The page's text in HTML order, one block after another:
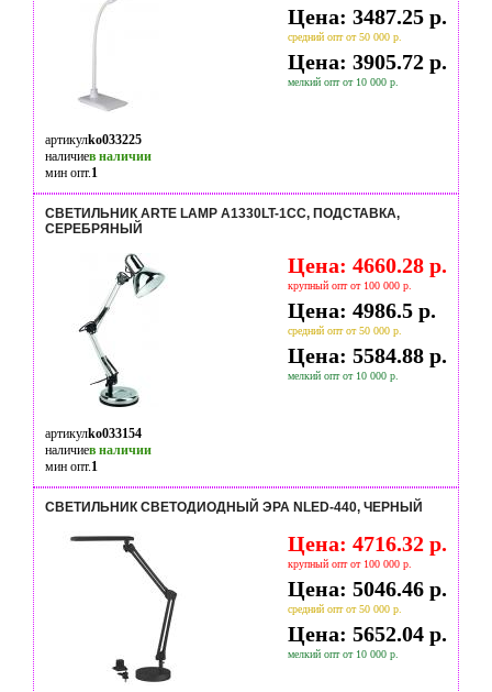
Цена: 3487.25 р.
средний опт от 50 000 р.
Цена: 3905.72 р.
мелкий опт от 10 000 р.
артикулko033225
наличиев наличии
мин опт.1
СВЕТИЛЬНИК ARTE LAMP A1330LT-1CC, ПОДСТАВКА,
СЕРЕБРЯНЫЙ
Цена: 4660.28 р.
крупный опт от 100 000 р.
Цена: 4986.5 р.
средний опт от 50 000 р.
Цена: 5584.88 р.
мелкий опт от 10 000 р.
артикулko033154
наличиев наличии
мин опт.1
СВЕТИЛЬНИК СВЕТОДИОДНЫЙ ЭРА NLED-440, ЧЕРНЫЙ
Цена: 4716.32 р.
крупный опт от 100 000 р.
Цена: 5046.46 р.
средний опт от 50 000 р.
Цена: 5652.04 р.
мелкий опт от 10 000 р.